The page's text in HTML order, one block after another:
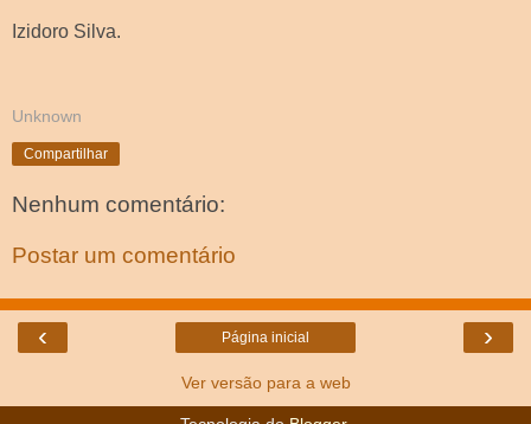
Izidoro Silva.
Unknown
Compartilhar
Nenhum comentário:
Postar um comentário
‹ ›
Página inicial
Ver versão para a web